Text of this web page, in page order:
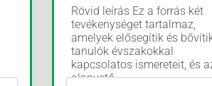
Rövid leírás Ez a forrás két
tevékenységet tartalmaz,
amelyek elősegítik és
tanulók évszakokkal
kapcsolatos ismereteit, és
alapvető...